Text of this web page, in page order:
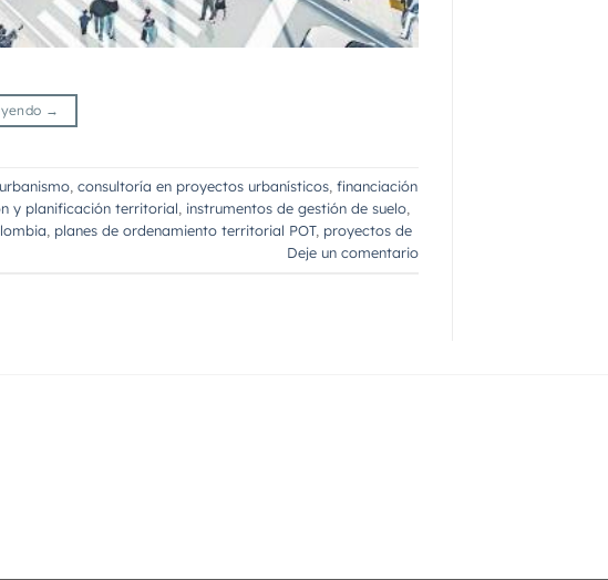
→
, consultoría en proyectos urbanísticos, financiación
y planificación territorial, instrumentos de gestión de suelo,
, planes de ordenamiento territorial POT, proyectos de
Deje un comentario